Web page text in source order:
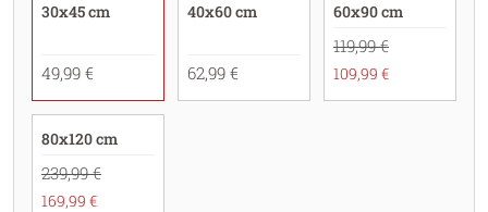
30x45 cm
49,99 €
40x60 cm
62,99 €
60x90 cm
119,99 €
109,99 €
80x120 cm
239,99 €
169,99 €